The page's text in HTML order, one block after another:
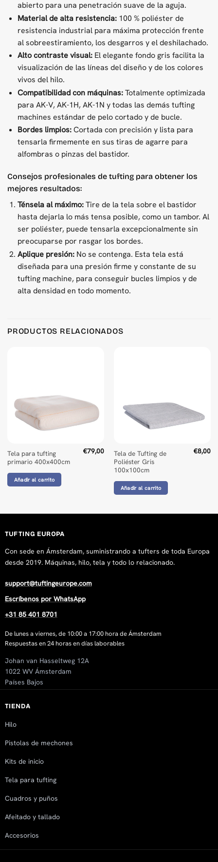
abierto para una penetración suave de la aguja.
Material de alta resistencia:100 % poliéster de
resistencia industrial para máxima protección frente
al sobreestiramiento, los desgarros y el deshilachado.
Alto contraste visual:El elegante fondo gris facilita la
visualización de las líneas del diseño y de los colores
vivos del hilo.
Compatibilidad con máquinas:Totalmente optimizada
para AK-V, AK-1H, AK-1N y todas las demás tufting
machines estándar de pelo cortado y de bucle.
Bordes limpios:Cortada con precisión y lista para
tensarla firmemente en sus tiras de agarre para
alfombras o pinzas del bastidor.
Consejos profesionales de tufting para obtener los
mejores resultados:
Ténsela al máximo:Tire de la tela sobre el bastidor
hasta dejarla lo más tensa posible, como un tambor. Al
ser poliéster, puede tensarla excepcionalmente sin
preocuparse por rasgar los bordes.
Aplique presión:No se contenga. Esta tela está
diseñada para una presión firme y constante de su
tufting machine, para conseguir bucles limpios y de
alta densidad en todo momento.
PRODUCTOS RELACIONADOS
Tela para tufting
primario 400x400cm
€79,00
Añadir al carrito
Tela de Tufting de
Poliéster Gris
100x100cm
€8,00
Añadir al carrito
TIENDA
Hilo
Pistolas de mechones
Kits de inicio
Tela para tufting
Cuadros y puños
Afeitado y tallado
Accesorios
TUFTING EUROPA
Con sede en Ámsterdam, suministrando a tufters de toda Europa
desde 2019. Máquinas, hilo, tela y todo lo relacionado.
support@tuftingeurope.com
Escríbenos por WhatsApp
+31 85 401 8701
De lunes a viernes, de 10:00 a 17:00 hora de Ámsterdam
Respuestas en 24 horas en días laborables
Johan van Hasseltweg 12A
1022 WV Ámsterdam
Países Bajos